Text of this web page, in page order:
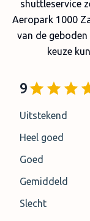
shuttleservice
Aeropark 1000
van de
keuze
9
Uitstekend
Heel goed
Goed
Gemiddeld
Slecht